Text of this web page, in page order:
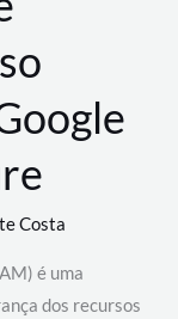
Costa
é uma
dos recursos